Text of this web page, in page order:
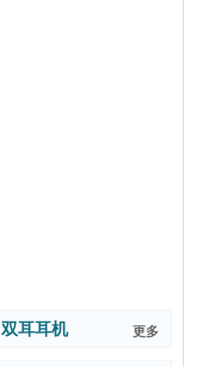
双耳耳机 更多